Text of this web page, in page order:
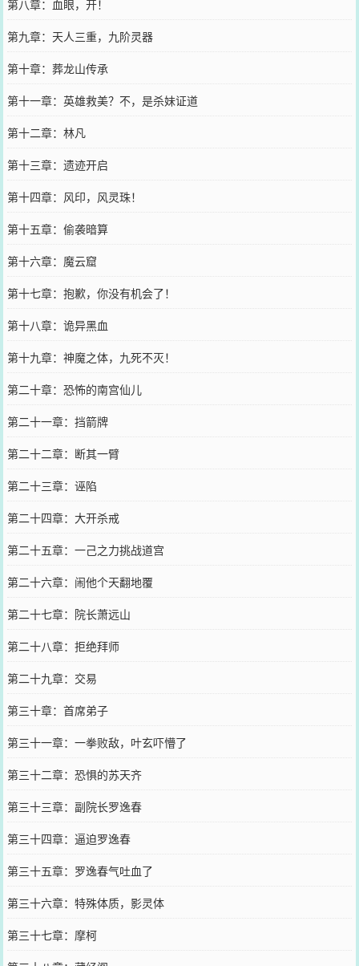
第八章：血眼，开！
第九章：天人三重，九阶灵器
第十章：葬龙山传承
第十一章：英雄救美？不，是杀妹证道
第十二章：林凡
第十三章：遗迹开启
第十四章：风印，风灵珠！
第十五章：偷袭暗算
第十六章：魔云窟
第十七章：抱歉，你没有机会了！
第十八章：诡异黑血
第十九章：神魔之体，九死不灭！
第二十章：恐怖的南宫仙儿
第二十一章：挡箭牌
第二十二章：断其一臂
第二十三章：诬陷
第二十四章：大开杀戒
第二十五章：一己之力挑战道宫
第二十六章：闹他个天翻地覆
第二十七章：院长萧远山
第二十八章：拒绝拜师
第二十九章：交易
第三十章：首席弟子
第三十一章：一拳败敌，叶玄吓懵了
第三十二章：恐惧的苏天齐
第三十三章：副院长罗逸春
第三十四章：逼迫罗逸春
第三十五章：罗逸春气吐血了
第三十六章：特殊体质，影灵体
第三十七章：摩柯